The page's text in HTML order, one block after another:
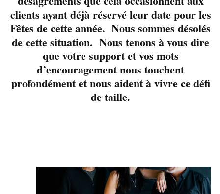
Les 6 à 9 Tout en Musique avec Guy
Poirier
clients ayant déjà réservé leur date pour les
Fêtes de cette année. Nous sommes désolés
de cette situation. Nous tenons à vous dire
que votre support et vos mots
d’encouragement nous touchent
profondément et nous aident à vivre ce défi
de taille.